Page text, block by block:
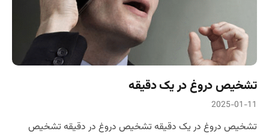
تشخیص دروغ در یک دقیقه
2025-01-11
تشخیص دروغ در یک دقیقه تشخیص دروغ در دقیقه تشخیص